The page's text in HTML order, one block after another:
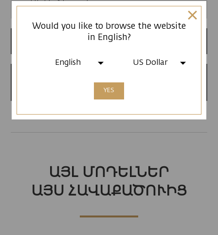
12 ամսվա երաշխիք
Հայաստանում
ԱՅԼ ՄՈԴԵԼՆԵՐ
ԱՅՍ ՀԱՎԱՔԱԾՈՒԻՑ
Would you like to browse the website
in English?
English US Dollar
YES